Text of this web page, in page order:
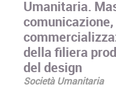
Umanitaria.
comunicazione,
della filiera
del design
Società Umanitaria